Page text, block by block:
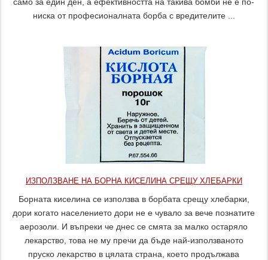
само за един ден, а ефективността на такива бомби не е по-
ниска от професионалната борба с вредителите ...
ИЗПОЛЗВАНЕ НА БОРНА КИСЕЛИНА СРЕЩУ ХЛЕБАРКИ
Борната киселина се използва в борбата срещу хлебарки,
дори когато населението дори не е чувало за вече познатите
аерозоли. И въпреки че днес се смята за малко остаряло
лекарство, това не му пречи да бъде най-използваното
пруско лекарство в цялата страна, което продължава